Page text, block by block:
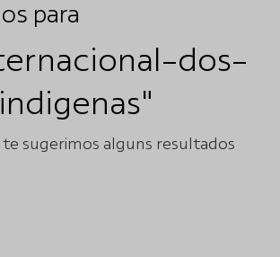
para
dos-
te sugerimos alguns resultados